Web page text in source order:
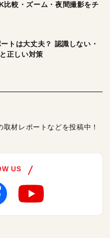
比較・ズーム・夜間撮影をチ
トは大丈夫？ 認識しない・
正しい対策
材レポートなどを投稿中！
US